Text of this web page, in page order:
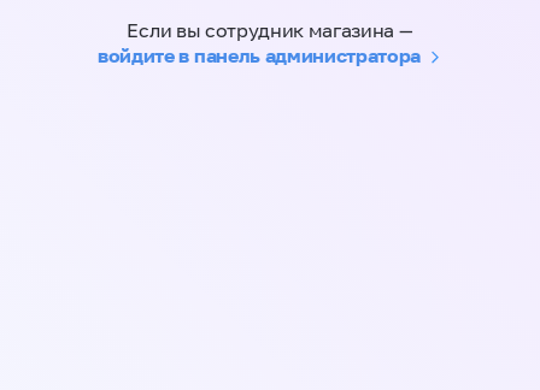
Если вы сотрудник магазина —
войдите в панель администратора